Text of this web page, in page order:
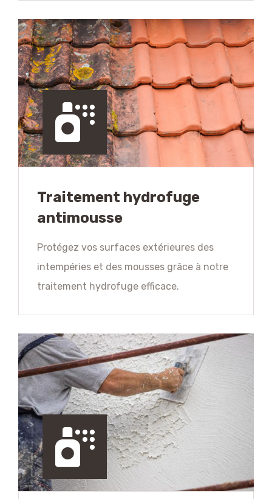
Traitement hydrofuge
antimousse
Protégez vos surfaces extérieures des
intempéries et des mousses grâce à notre
traitement hydrofuge efficace.